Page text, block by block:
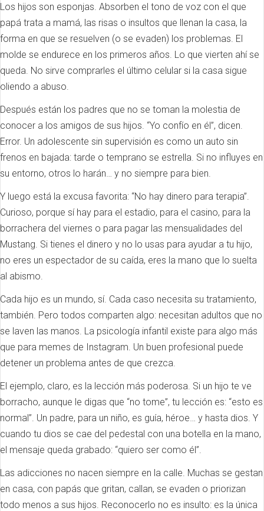
Los hijos son esponjas. Absorben el tono de voz con el que
papá trata a mamá, las risas o insultos que llenan la casa, la
forma en que se resuelven (o se evaden) los problemas. El
molde se endurece en los primeros años. Lo que vierten ahí se
queda. No sirve comprarles el último celular si la casa sigue
oliendo a abuso.
Después están los padres que no se toman la molestia de
conocer a los amigos de sus hijos. “Yo confío en él”, dicen.
Error. Un adolescente sin supervisión es como un auto sin
frenos en bajada: tarde o temprano se estrella. Si no influyes en
su entorno, otros lo harán… y no siempre para bien.
Y luego está la excusa favorita: “No hay dinero para terapia”.
Curioso, porque sí hay para el estadio, para el casino, para la
borrachera del viernes o para pagar las mensualidades del
Mustang. Si tienes el dinero y no lo usas para ayudar a tu hijo,
no eres un espectador de su caída, eres la mano que lo suelta
al abismo.
Cada hijo es un mundo, sí. Cada caso necesita su tratamiento,
también. Pero todos comparten algo: necesitan adultos que no
se laven las manos. La psicología infantil existe para algo más
que para memes de Instagram. Un buen profesional puede
detener un problema antes de que crezca.
El ejemplo, claro, es la lección más poderosa. Si un hijo te ve
borracho, aunque le digas que “no tome”, tu lección es: “esto es
normal”. Un padre, para un niño, es guía, héroe… y hasta dios. Y
cuando tu dios se cae del pedestal con una botella en la mano,
el mensaje queda grabado: “quiero ser como él”.
Las adicciones no nacen siempre en la calle. Muchas se gestan
en casa, con papás que gritan, callan, se evaden o priorizan
todo menos a sus hijos. Reconocerlo no es insulto: es la única